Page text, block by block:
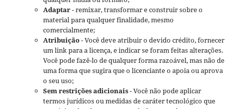
Adaptar- remixar, transformar e construir sobre o
material para qualquer finalidade, mesmo
comercialmente;
Atribuição- Você deve atribuir o devido crédito, fornecer
um link para a licença, e indicar se foram feitas alterações.
Você pode fazê-lo de qualquer forma razoável, mas não de
uma forma que sugira que o licenciante o apoia ou aprova
o seu uso;
Sem restrições adicionais- Você não pode aplicar
termos jurídicos ou medidas de caráter tecnológico que